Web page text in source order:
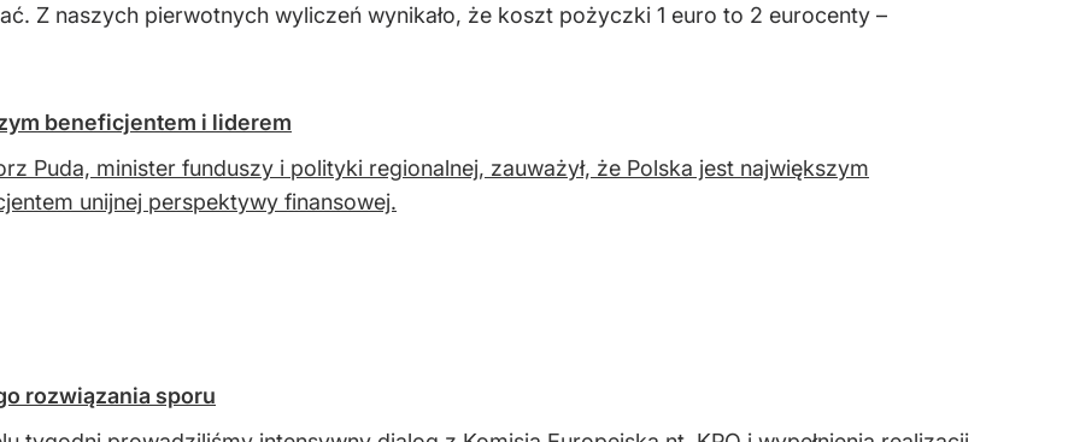
Z naszych pierwotnych wyliczeń wynikało, że koszt pożyczki 1 euro to 2 eurocenty –
beneficjentem i liderem
Puda, minister funduszy i polityki regionalnej, zauważył, że Polska jest największym
unijnej perspektywy finansowej.
rozwiązania sporu